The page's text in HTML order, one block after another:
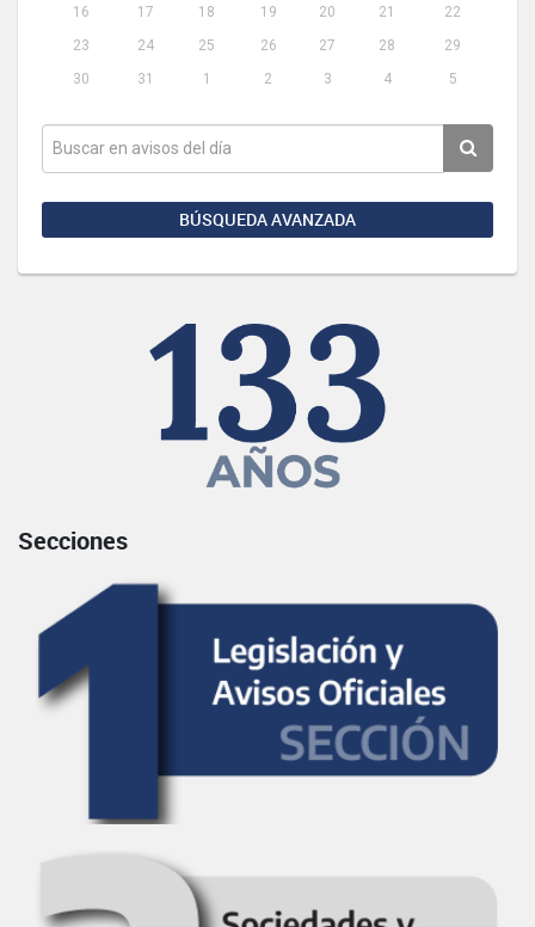
16
17 18 19 20 21
22
23
24 25 26 27 28
29
30
31 1 2 3 4 5
BÚSQUEDA AVANZADA
Secciones